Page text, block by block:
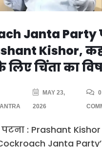
Janta Party
Kishor,
लिए चिंता का
MAY 23,
2026
0
: Prashant
Janta